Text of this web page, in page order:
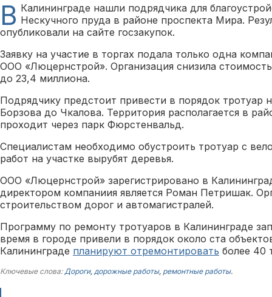
В Калининграде нашли подрядчика для
Нескучного пруда в районе проспекта Мира.
опубликовали на сайте госзакупок.
Заявку на участие в торгах подала только одна
ООО «Люцернстрой». Организация снизила
до 23,4 миллиона.
Подрядчику предстоит привести в порядок тротуар
Борзова до Чкалова. Территория располагается в
проходит через парк Фюрстенвальд.
Специалистам необходимо обустроить тротуар с
работ на участке вырубят деревья.
ООО «Люцернстрой» зарегистрировано в
директором компаниия является Роман Петришак.
строительством дорог и автомагистралей.
Программу по ремонту тротуаров в Калининграде
время в городе привели в порядок около ста
Калининграде планируют отремонтировать более 40
Ключевые слова:Дороги, дорожные работы, ремонтные работы.